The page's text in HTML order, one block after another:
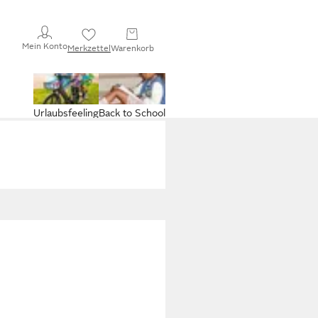
Mein KontoMerkzettelWarenkorb
Back to School
Urlaubsfeeling